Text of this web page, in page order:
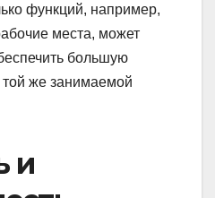
функций, например,
места, может
большую
же занимаемой
и